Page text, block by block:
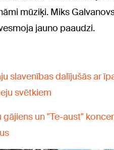
mūziķi. Miks
jauno paaudzi.
slavenības dalījušās ar
svētkiem
gājiens un "Te-aust"